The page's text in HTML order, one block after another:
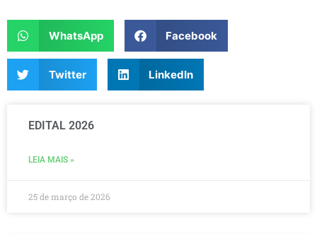
WhatsApp Facebook
Twitter LinkedIn
EDITAL 2026
LEIA MAIS »
25 de março de 2026